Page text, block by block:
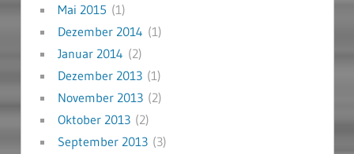
Mai 2015 (1)
Dezember 2014 (1)
Januar 2014 (2)
Dezember 2013(1)
November 2013(2)
Oktober 2013(2)
September 2013(3)